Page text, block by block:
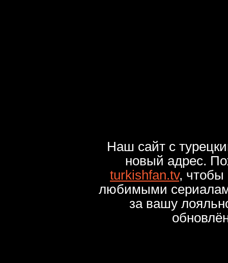
Наш сайт с
новый адрес.
turkishfan.tv, чтобы
любимыми
за вашу